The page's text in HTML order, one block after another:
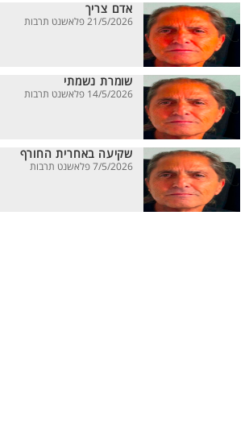
אדם צריך
21/5/2026 פלאשנט תרבות
שומרת נשמתי
14/5/2026 פלאשנט תרבות
שקיעה באחרית החורף
7/5/2026 פלאשנט תרבות